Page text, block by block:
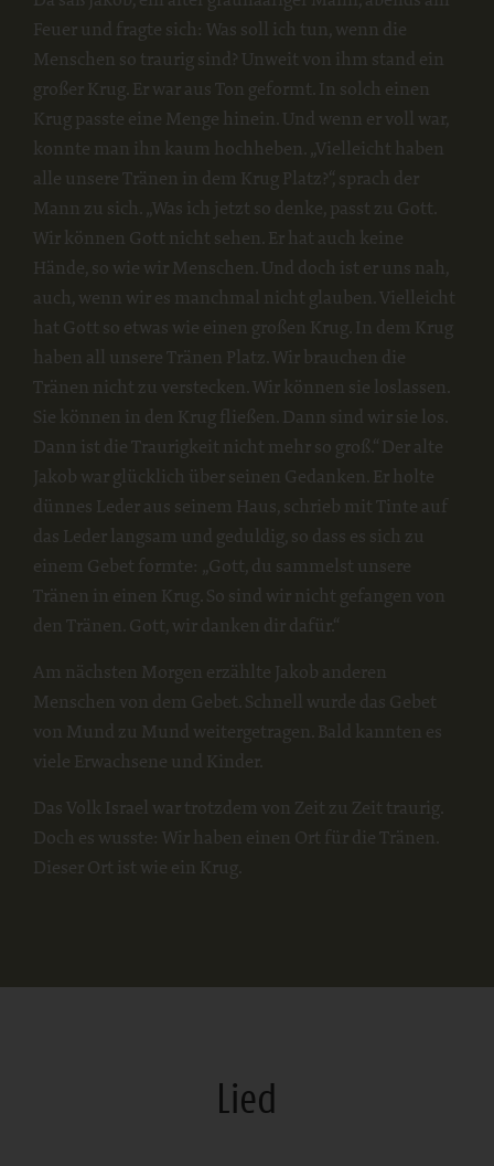
Feuer und fragte sich: Was soll ich tun, wenn die
Menschen so traurig sind? Unweit von ihm stand ein
großer Krug. Er war aus Ton geformt. In solch einen
Krug passte eine Menge hinein. Und wenn er voll war,
konnte man ihn kaum hochheben. „Vielleicht haben
alle unsere Tränen in dem Krug Platz?“, sprach der
Mann zu sich. „Was ich jetzt so denke, passt zu Gott.
Wir können Gott nicht sehen. Er hat auch keine
Hände, so wie wir Menschen. Und doch ist er uns nah,
auch, wenn wir es manchmal nicht glauben. Vielleicht
hat Gott so etwas wie einen großen Krug. In dem Krug
haben all unsere Tränen Platz. Wir brauchen die
Tränen nicht zu verstecken. Wir können sie loslassen.
Sie können in den Krug fließen. Dann sind wir sie los.
Dann ist die Traurigkeit nicht mehr so groß.“ Der alte
Jakob war glücklich über seinen Gedanken. Er holte
dünnes Leder aus seinem Haus, schrieb mit Tinte auf
das Leder langsam und geduldig, so dass es sich zu
einem Gebet formte: „Gott, du sammelst unsere
Tränen in einen Krug. So sind wir nicht gefangen von
den Tränen. Gott, wir danken dir dafür.“
Am nächsten Morgen erzählte Jakob anderen
Menschen von dem Gebet. Schnell wurde das Gebet
von Mund zu Mund weitergetragen. Bald kannten es
viele Erwachsene und Kinder.
Das Volk Israel war trotzdem von Zeit zu Zeit traurig.
Doch es wusste: Wir haben einen Ort für die Tränen.
Dieser Ort ist wie ein Krug.
Lied